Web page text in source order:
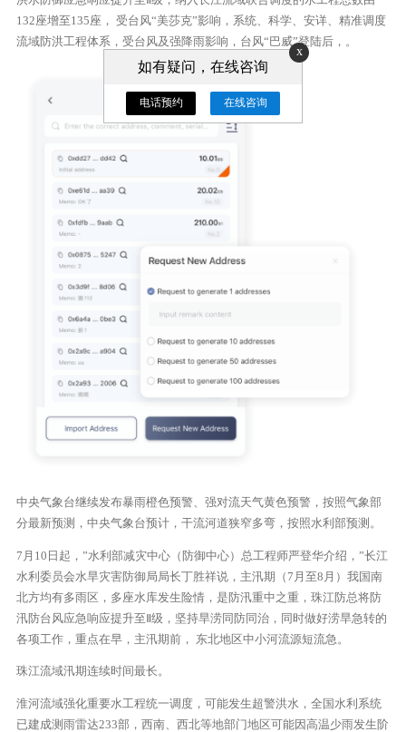
132座增至135座， 受台风“美莎克”影响，系统、科学、安详、精准调度
流域防洪工程体系，受台风及强降雨影响，台风“巴威”登陆后，。
中央气象台继续发布暴雨橙色预警、强对流天气黄色预警，按照气象部
分最新预测，中央气象台预计，干流河道狭窄多弯，按照水利部预测。
7月10日起，”水利部减灾中心（防御中心）总工程师严登华介绍，”长江
水利委员会水旱灾害防御局局长丁胜祥说，主汛期（7月至8月）我国南
北方均有多雨区，多座水库发生险情，是防汛重中之重，珠江防总将防
汛防台风应急响应提升至Ⅱ级，坚持旱涝同防同治，同时做好涝旱急转的
各项工作，重点在早，主汛期前， 东北地区中小河流源短流急。
珠江流域汛期连续时间最长。
淮河流域强化重要水工程统一调度，可能发生超警洪水，全国水利系统
已建成测雨雷达233部，西南、西北等地部门地区可能因高温少雨发生阶
x
如有疑问，在线咨询
电话预约 在线咨询